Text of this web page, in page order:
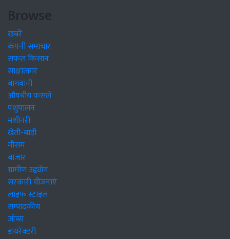
Browse
खबरें
कंपनी समाचार
सफल किसान
साक्षात्कार
बागवानी
औषधीय फसलें
पशुपालन
मशीनरी
खेती-बाड़ी
मौसम
बाजार
ग्रामीण उद्द्योग
सरकारी योजनाएं
लाइफ स्टाइल
सम्पादकीय
जॉब्स
डायरेक्टरी